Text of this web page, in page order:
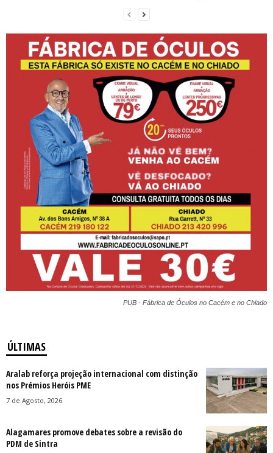
PUB - Fábrica de Óculos no Cacém e no Chiado
ÚLTIMAS
Aralab reforça projeção internacional com distinção
nos Prémios Heróis PME
7 de Agosto, 2026
Alagamares promove debates sobre a revisão do
PDM de Sintra